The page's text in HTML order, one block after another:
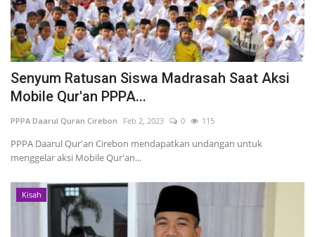
Senyum Ratusan Siswa Madrasah Saat Aksi
Mobile Qur'an PPPA...
PPPA Daarul Quran Cirebon Feb 2, 2023 0 115
PPPA Daarul Qur'an Cirebon mendapatkan undangan untuk
menggelar aksi Mobile Qur'an...
Kisah